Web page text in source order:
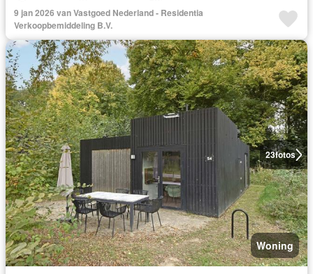
9 jan 2026 van Vastgoed Nederland - Residentia
Verkoopbemiddeling B.V.
23fotos
Woning